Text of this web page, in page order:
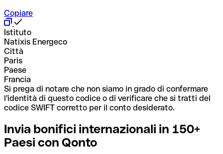
Copiare
Istituto
Natixis Energeco
Città
Paris
Paese
Francia
Si prega di notare che non siamo in grado di confermare
l'identità di questo codice o di verificare che si tratti del
codice SWIFT corretto per il conto desiderato.
Invia bonifici internazionali in 150+
Paesi con Qonto